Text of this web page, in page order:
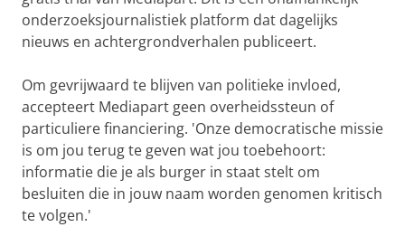
onderzoeksjournalistiek platform dat dagelijks
nieuws en achtergrondverhalen publiceert.
Om gevrijwaard te blijven van politieke invloed,
accepteert Mediapart geen overheidssteun of
particuliere financiering. 'Onze democratische missie
is om jou terug te geven wat jou toebehoort:
informatie die je als burger in staat stelt om
besluiten die in jouw naam worden genomen kritisch
te volgen.'